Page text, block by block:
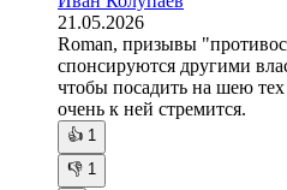
21.05.2026
Roman, призывы
спонсируются другими
чтобы посадить на шею
очень к ней стремится.
👍 1
👎 1